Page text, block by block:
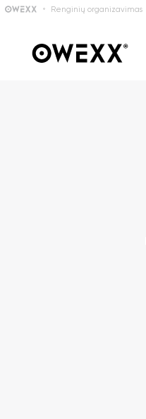
Renginių organizavimas